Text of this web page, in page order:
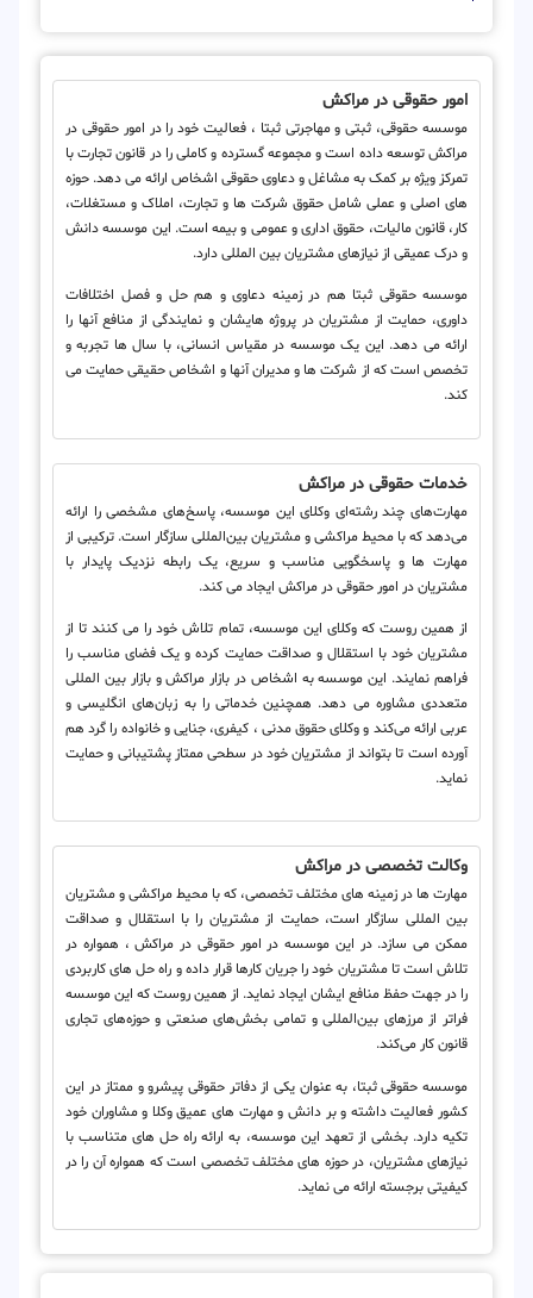
امور حقوقی در مراکش
موسسه حقوقی، ثبتی و مهاجرتی ثبتا ، فعالیت خود را در امور حقوقی در
مراکش توسعه داده است و مجموعه گسترده و کاملی را در قانون تجارت با
تمرکز ویژه بر کمک به مشاغل و دعاوی حقوقی اشخاص ارائه می دهد. حوزه
های اصلی و عملی شامل حقوق شرکت ها و تجارت، املاک و مستغلات،
کار، قانون مالیات، حقوق اداری و عمومی و بیمه است. این موسسه دانش
و درک عمیقی از نیازهای مشتریان بین المللی دارد.
موسسه حقوقی ثبتا هم در زمینه دعاوی و هم حل و فصل اختلافات
داوری، حمایت از مشتریان در پروژه هایشان و نمایندگی از منافع آنها را
ارائه می دهد. این یک موسسه در مقیاس انسانی، با سال ها تجربه و
تخصص است که از شرکت ها و مدیران آنها و اشخاص حقیقی حمایت می
کند.
خدمات حقوقی در مراکش
مهارت‌های چند رشته‌ای وکلای این موسسه، پاسخ‌های مشخصی را ارائه
می‌دهد که با محیط مراکشی و مشتریان بین‌المللی سازگار است. ترکیبی از
مهارت ها و پاسخگویی مناسب و سریع، یک رابطه نزدیک پایدار با
مشتریان در امور حقوقی در مراکش ایجاد می کند.
از همین روست که وکلای این موسسه، تمام تلاش خود را می کنند تا از
مشتریان خود با استقلال و صداقت حمایت کرده و یک فضای مناسب را
فراهم نمایند. این موسسه به اشخاص در بازار مراکش و بازار بین المللی
متعددی مشاوره می دهد. همچنین خدماتی را به زبان‌های انگلیسی و
عربی ارائه می‌کند و وکلای حقوق مدنی ، کیفری، جنایی و خانواده را گرد هم
آورده است تا بتواند از مشتریان خود در سطحی ممتاز پشتیبانی و حمایت
نماید.
وکالت تخصصی در مراکش
مهارت ها در زمینه های مختلف تخصصی، که با محیط مراکشی و مشتریان
بین المللی سازگار است، حمایت از مشتریان را با استقلال و صداقت
ممکن می سازد. در این موسسه در امور حقوقی در مراکش ، همواره در
تلاش است تا مشتریان خود را جریان کارها قرار داده و راه حل های کاربردی
را در جهت حفظ منافع ایشان ایجاد نماید. از همین روست که این موسسه
فراتر از مرزهای بین‌المللی و تمامی بخش‌های صنعتی و حوزه‌های تجاری
قانون کار می‌کند.
موسسه حقوقی ثبتا، به عنوان یکی از دفاتر حقوقی پیشرو و ممتاز در این
کشور فعالیت داشته و بر دانش و مهارت های عمیق وکلا و مشاوران خود
تکیه دارد. بخشی از تعهد این موسسه، به ارائه راه حل های متناسب با
نیازهای مشتریان، در حوزه های مختلف تخصصی است که همواره آن را در
کیفیتی برجسته ارائه می نماید.